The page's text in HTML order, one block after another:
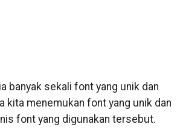
banyak sekali font yang unik dan
kita menemukan font yang unik dan
font yang digunakan tersebut.